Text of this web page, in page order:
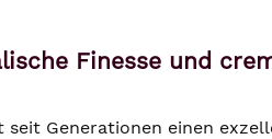
Finesse und
Generationen einen